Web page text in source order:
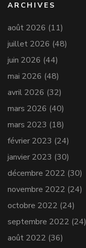
ARCHIVES
août 2026 (11)
juillet 2026 (48)
juin 2026 (44)
mai 2026 (48)
avril 2026 (32)
mars 2026 (40)
mars 2023 (18)
février 2023 (24)
janvier 2023 (30)
décembre 2022 (30)
novembre 2022 (24)
octobre 2022 (24)
septembre 2022 (24)
août 2022 (36)